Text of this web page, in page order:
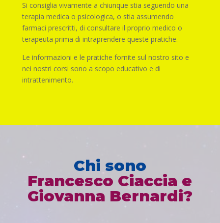
Si consiglia vivamente a chiunque stia seguendo una
terapia medica o psicologica, o stia assumendo
farmaci prescritti, di consultare il proprio medico o
terapeuta prima di intraprendere queste pratiche.
Le informazioni e le pratiche fornite sul nostro sito e
nei nostri corsi sono a scopo educativo e di
intrattenimento.
Chi sono
Francesco Ciaccia e
Giovanna Bernardi?